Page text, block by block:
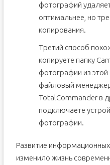
фотографий
оптимальнее, но
копирования.
Третий способ
копируете папку
фотографии из этой
файловый
TotalCommander в
подключаете
фотографии.
Развитие
изменило жизнь